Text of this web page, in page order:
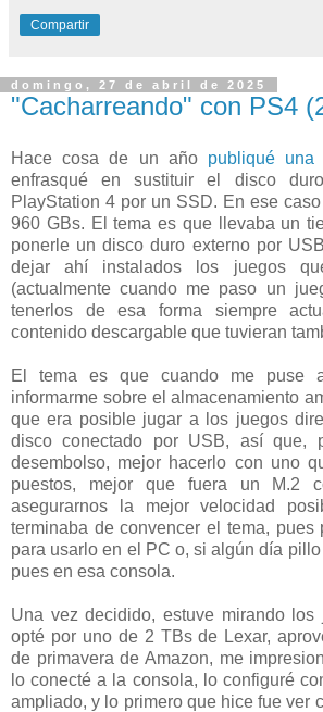
Compartir
domingo, 27 de abril de 2025
"Cacharreando" con PS4
Hace cosa de un año publiqué una
enfrasqué en sustituir el disco
PlayStation 4 por un SSD. En ese
960 GBs. El tema es que llevaba un
ponerle un disco duro externo por
dejar ahí instalados los juegos
(actualmente cuando me paso un
tenerlos de esa forma siempre
contenido descargable que tuvieran
El tema es que cuando me puse
informarme sobre el almacenamiento
que era posible jugar a los juegos
disco conectado por USB, así que,
desembolso, mejor hacerlo con uno
puestos, mejor que fuera un M.2
asegurarnos la mejor velocidad
terminaba de convencer el tema, pues
para usarlo en el PC o, si algún día
pues en esa consola.
Una vez decidido, estuve mirando
opté por uno de 2 TBs de Lexar,
de primavera de Amazon, me
lo conecté a la consola, lo configuré
ampliado, y lo primero que hice fue ver